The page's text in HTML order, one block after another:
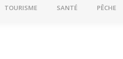
TOURISME SANTÉ PÊCHE